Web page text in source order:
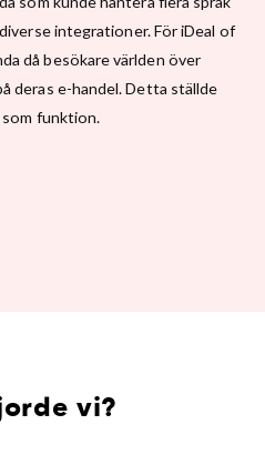
integrationer. För iDeal of
då besökare världen över
deras e-handel. Detta ställde
funktion.
vi?